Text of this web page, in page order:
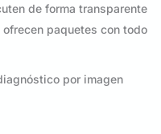
de forma transparente
paquetes con todo
por imagen